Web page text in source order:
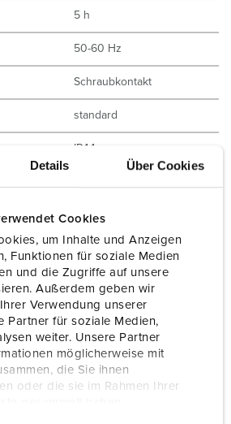
Details Über Cookies
Cookies
um Inhalte und Anzeigen
Funktionen für soziale Medien
und die Zugriffe auf unsere
Außerdem geben wir
Verwendung unserer
Partner für soziale Medien,
weiter. Unsere Partner
möglicherweise mit
die Sie ihnen
oder die sie im Rahmen Ihrer
5 h
50-60 Hz
Schraubkontakt
standard
IP44
VDE
CQC
CB Zertifikat